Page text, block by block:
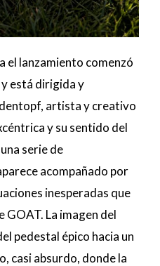
el lanzamiento comenzó
está dirigida y
artista y creativo
y su sentido del
serie de
acompañado por
inesperadas que
GOAT. La imagen del
pedestal épico hacia un
casi absurdo, donde la